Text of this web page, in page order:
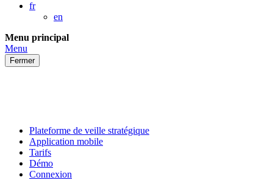
fr
en
Passer
au
contenu
Menu principal
Menu
Fermer
Plateforme de veille stratégique
Application mobile
Tarifs
Démo
Connexion